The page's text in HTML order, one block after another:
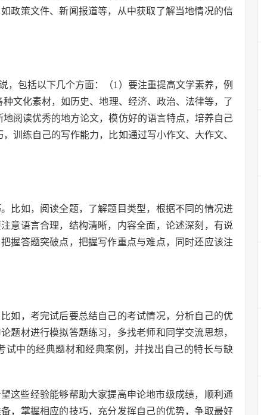
政策文件、新闻报道等，从中获取了解当地情况的信
包括以下几个方面：（1）要注重提高文学素养，例
文化素材，如历史、地理、经济、政治、法律等，了
阅读优秀的地方论文，模仿好的语言特点，培养自己
训练自己的写作能力，比如通过写小作文、大作文、
比如，阅读全题，了解题目类型，根据不同的情况进
意语言合理，结构清晰，内容全面，论述深刻，有说
握答题突破点，把握写作重点与难点，同时还应该注
如，考完试后要总结自己的考试情况，分析自己的优
题材进行模拟答题练习，多找老师和同学交流思想，
中的经典题材和经典案例，并找出自己的特长与缺
这些经验能够帮助大家提高申论地市级成绩，顺利通
，掌握相应的技巧，充分发挥自己的优势，争取最好